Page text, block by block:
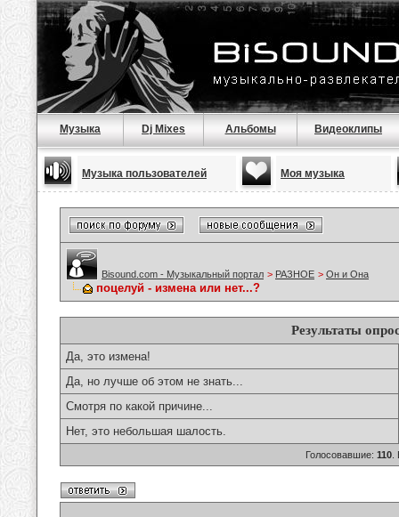
Музыка Dj Mixes Альбомы Видеоклипы
Музыка пользователей Моя музыка
Bisound.com - Музыкальный портал > РАЗНОЕ > Он и Она
поцелуй - измена или нет...?
Результаты
Да, это измена!
Да, но лучше об этом не знать...
Смотря по какой причине...
Нет, это небольшая шалость.
Голосовавшие: 110